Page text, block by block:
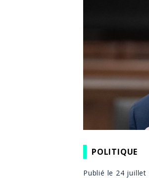
POLITIQUE
Publié le 24 juillet